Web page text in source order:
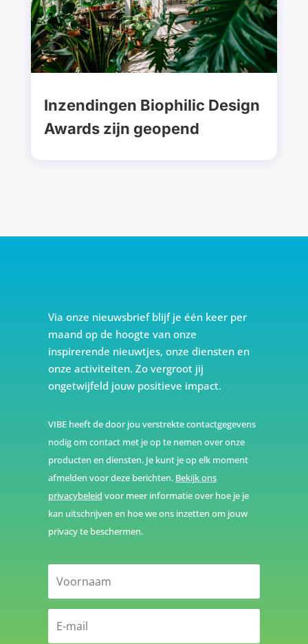
Inzendingen Biophilic Design
Awards zijn geopend
Via onze nieuwsbrief blijf je één keer per
maand op de hoogte van onze
inspirerende nieuwtjes, onze diensten en
onze activiteiten. Zo vergroot jij
ongetwijfeld jouw positieve impact.
VIBE heeft de door jou verstrekte contactgegevens
nodig om contact met je op te nemen over onze
producten en diensten. Je kunt je op elk moment
afmelden voor deze berichten. Bekijk ons
privacybeleid voor meer informatie over hoe je je
kan uitschrijven en hoe we ons inzetten om jouw
privacy te beschermen.